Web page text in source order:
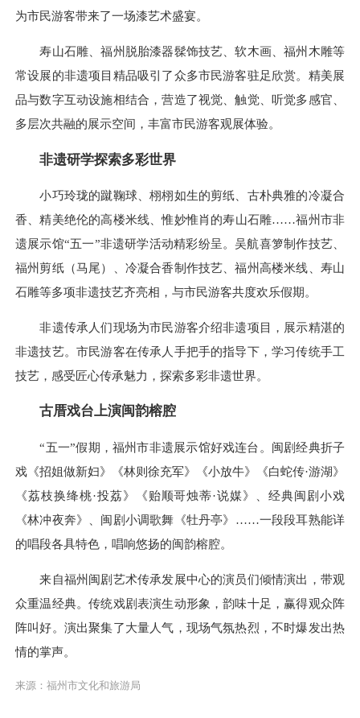
为市民游客带来了一场漆艺术盛宴。
寿山石雕、福州脱胎漆器髹饰技艺、软木画、福州木雕等
常设展的非遗项目精品吸引了众多市民游客驻足欣赏。精美展
品与数字互动设施相结合，营造了视觉、触觉、听觉多感官、
多层次共融的展示空间，丰富市民游客观展体验。
非遗研学探索多彩世界
小巧玲珑的蹴鞠球、栩栩如生的剪纸、古朴典雅的冷凝合
香、精美绝伦的高楼米线、惟妙惟肖的寿山石雕……福州市非
遗展示馆“五一”非遗研学活动精彩纷呈。吴航喜箩制作技艺、
福州剪纸（马尾）、冷凝合香制作技艺、福州高楼米线、寿山
石雕等多项非遗技艺齐亮相，与市民游客共度欢乐假期。
非遗传承人们现场为市民游客介绍非遗项目，展示精湛的
非遗技艺。市民游客在传承人手把手的指导下，学习传统手工
技艺，感受匠心传承魅力，探索多彩非遗世界。
古厝戏台上演闽韵榕腔
“五一”假期，福州市非遗展示馆好戏连台。闽剧经典折子
戏《招姐做新妇》《林则徐充军》《小放牛》《白蛇传·游湖》
《荔枝换绛桃·投荔》《贻顺哥烛蒂·说媒》、经典闽剧小戏
《林冲夜奔》、闽剧小调歌舞《牡丹亭》……一段段耳熟能详
的唱段各具特色，唱响悠扬的闽韵榕腔。
来自福州闽剧艺术传承发展中心的演员们倾情演出，带观
众重温经典。传统戏剧表演生动形象，韵味十足，赢得观众阵
阵叫好。演出聚集了大量人气，现场气氛热烈，不时爆发出热
情的掌声。
来源：福州市文化和旅游局